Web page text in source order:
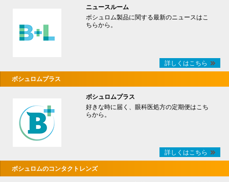
ニュースルーム
ボシュロム製品に関する最新のニュースはこ
ちらから。
詳しくはこちら
ボシュロムプラス
ボシュロムプラス
好きな時に届く、眼科医処方の定期便はこち
らから。
詳しくはこちら
ボシュロムのコンタクトレンズ